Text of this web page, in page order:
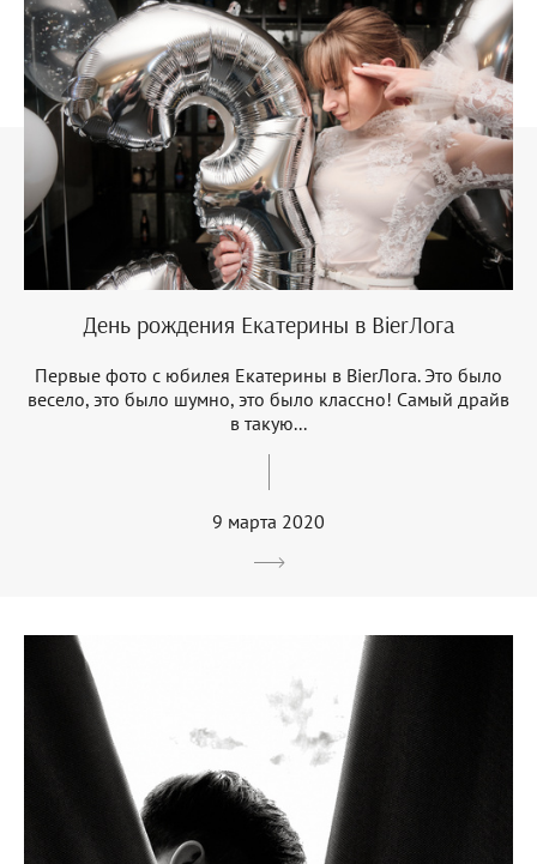
День рождения Екатерины в BierЛога
Первые фото с юбилея Екатерины в BierЛога. Это было
весело, это было шумно, это было классно! Самый драйв
в такую...
9 марта 2020